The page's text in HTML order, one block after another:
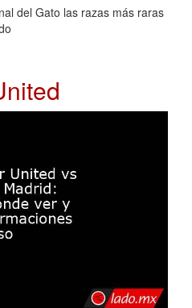
del Gato las razas más raras